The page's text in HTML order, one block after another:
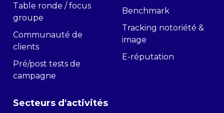
Table ronde / focus
groupe
Communauté de
clients
Pré/post tests de
campagne
Benchmark
Tracking notoriété &
image
E-réputation
Secteurs d'activités